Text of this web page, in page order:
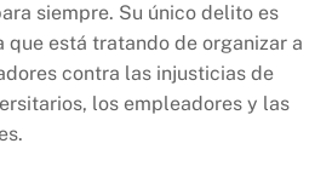
siempre. Su único delito es
que está tratando de organizar a
contra las injusticias de
los empleadores y las